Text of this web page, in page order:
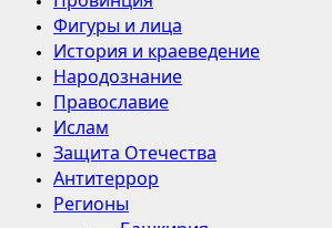
Фигуры и лица
История и краеведение
Народознание
Православие
Ислам
Защита Отечества
Антитеррор
Регионы